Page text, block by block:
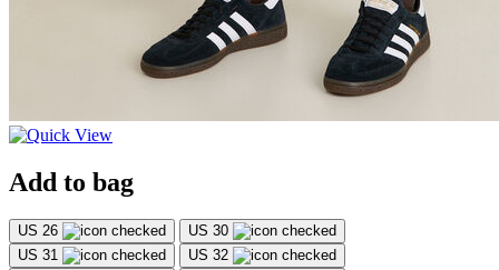
Add to bag
US 26
US 30
US 31
US 32